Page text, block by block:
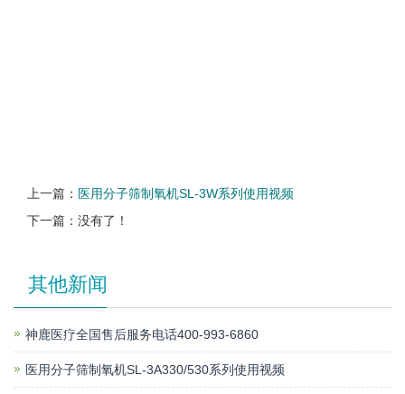
上一篇： 医用分子筛制氧机SL-3W系列使用视频
下一篇：没有了！
其他新闻
神鹿医疗全国售后服务电话400-993-6860
医用分子筛制氧机SL-3A330/530系列使用视频